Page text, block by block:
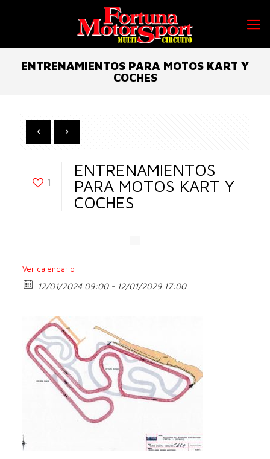
ENTRENAMIENTOS PARA MOTOS KART Y
COCHES
1
ENTRENAMIENTOS
PARA MOTOS KART Y
COCHES
Ver calendario
12/01/2024 09:00 - 12/01/2029 17:00